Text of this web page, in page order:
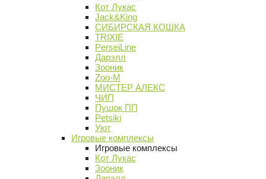
Кот Лукас
Jack&King
СИБИРСКАЯ КОШКА
TRIXIE
PerseiLine
Дарэлл
Зооник
Zoo-M
МИСТЕР АЛЕКС
ЧИП
Пушок ПП
Petsiki
Уют
Игровые комплексы
Игровые комплексы
Кот Лукас
Зооник